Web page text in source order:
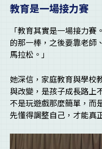
教育是一場接力賽
「教育其實是一場接力
的那一棒，之後要靠老師
馬拉松。」
她深信，家庭教育與學校
與改變，是孩子成長路上
不是玩遊戲那麼簡單，而
先懂得調整自己，才能真